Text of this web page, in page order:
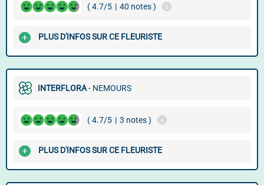
( 4.7/5 | 40 notes )
PLUS D'INFOS SUR CE FLEURISTE
INTERFLORA- NEMOURS
( 4.7/5 | 3 notes )
PLUS D'INFOS SUR CE FLEURISTE